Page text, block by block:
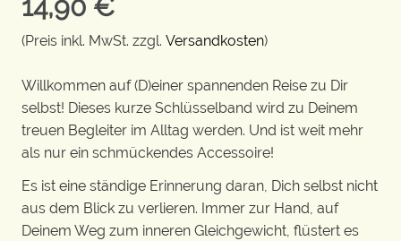
14,90 €
(Preis inkl. MwSt. zzgl. Versandkosten)
Willkommen auf (D)einer spannenden Reise zu Dir
selbst! Dieses kurze Schlüsselband wird zu Deinem
treuen Begleiter im Alltag werden. Und ist weit mehr
als nur ein schmückendes Accessoire!
Es ist eine ständige Erinnerung daran, Dich selbst nicht
aus dem Blick zu verlieren. Immer zur Hand, auf
Deinem Weg zum inneren Gleichgewicht, flüstert es